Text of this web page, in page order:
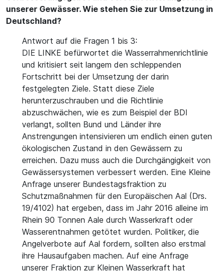
unserer Gewässer. Wie stehen Sie zur Umsetzung in
Deutschland?
Antwort auf die Fragen 1 bis 3:
DIE LINKE befürwortet die Wasserrahmenrichtlinie
und kritisiert seit langem den schleppenden
Fortschritt bei der Umsetzung der darin
festgelegten Ziele. Statt diese Ziele
herunterzuschrauben und die Richtlinie
abzuschwächen, wie es zum Beispiel der BDI
verlangt, sollten Bund und Länder ihre
Anstrengungen intensivieren um endlich einen guten
ökologischen Zustand in den Gewässern zu
erreichen. Dazu muss auch die Durchgängigkeit von
Gewässersystemen verbessert werden. Eine Kleine
Anfrage unserer Bundestagsfraktion zu
Schutzmaßnahmen für den Europäischen Aal (Drs.
19/4102) hat ergeben, dass im Jahr 2016 alleine im
Rhein 90 Tonnen Aale durch Wasserkraft oder
Wasserentnahmen getötet wurden. Politiker, die
Angelverbote auf Aal fordern, sollten also erstmal
ihre Hausaufgaben machen. Auf eine Anfrage
unserer Fraktion zur Kleinen Wasserkraft hat